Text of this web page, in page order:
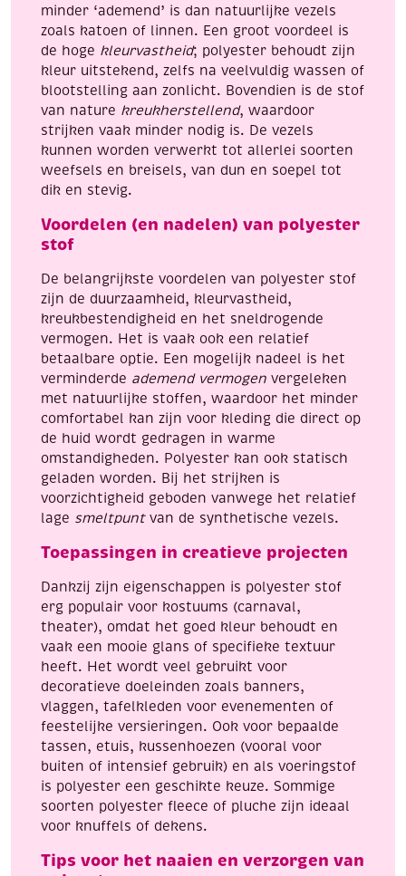
minder ‘ademend’ is dan natuurlijke vezels
zoals katoen of linnen. Een groot voordeel is
de hoge kleurvastheid; polyester behoudt zijn
kleur uitstekend, zelfs na veelvuldig wassen of
blootstelling aan zonlicht. Bovendien is de stof
van nature kreukherstellend, waardoor
strijken vaak minder nodig is. De vezels
kunnen worden verwerkt tot allerlei soorten
weefsels en breisels, van dun en soepel tot
dik en stevig.
Voordelen (en nadelen) van polyester
stof
De belangrijkste voordelen van polyester stof
zijn de duurzaamheid, kleurvastheid,
kreukbestendigheid en het sneldrogende
vermogen. Het is vaak ook een relatief
betaalbare optie. Een mogelijk nadeel is het
verminderde ademend vermogen vergeleken
met natuurlijke stoffen, waardoor het minder
comfortabel kan zijn voor kleding die direct op
de huid wordt gedragen in warme
omstandigheden. Polyester kan ook statisch
geladen worden. Bij het strijken is
voorzichtigheid geboden vanwege het relatief
lage smeltpuntvan de synthetische vezels.
Toepassingen in creatieve projecten
Dankzij zijn eigenschappen is polyester stof
erg populair voor kostuums (carnaval,
theater), omdat het goed kleur behoudt en
vaak een mooie glans of specifieke textuur
heeft. Het wordt veel gebruikt voor
decoratieve doeleinden zoals banners,
vlaggen, tafelkleden voor evenementen of
feestelijke versieringen. Ook voor bepaalde
tassen, etuis, kussenhoezen (vooral voor
buiten of intensief gebruik) en als voeringstof
is polyester een geschikte keuze. Sommige
soorten polyester fleece of pluche zijn ideaal
voor knuffels of dekens.
Tips voor het naaien en verzorgen van